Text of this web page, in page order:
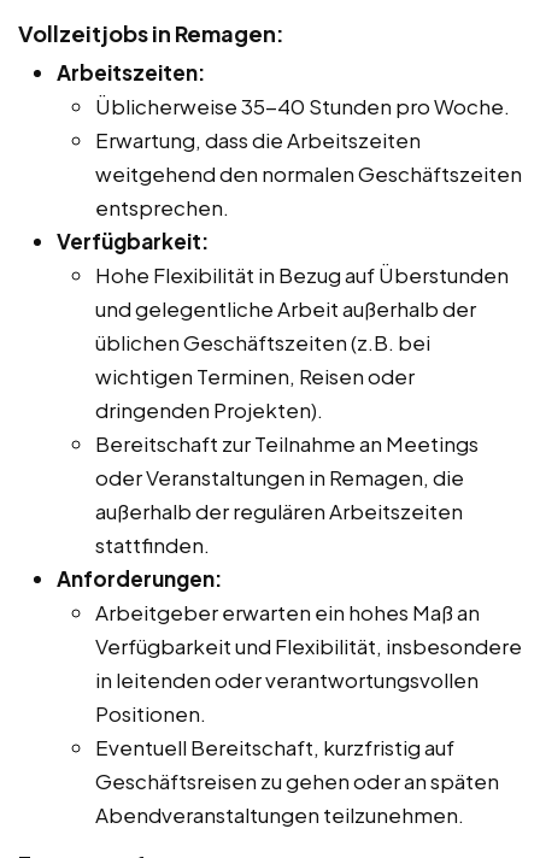
Vollzeitjobs in Remagen:
Arbeitszeiten:
Üblicherweise 35-40 Stunden pro Woche.
Erwartung, dass die Arbeitszeiten
weitgehend den normalen Geschäftszeiten
entsprechen.
Verfügbarkeit:
Hohe Flexibilität in Bezug auf Überstunden
und gelegentliche Arbeit außerhalb der
üblichen Geschäftszeiten (z.B. bei
wichtigen Terminen, Reisen oder
dringenden Projekten).
Bereitschaft zur Teilnahme an Meetings
oder Veranstaltungen in Remagen, die
außerhalb der regulären Arbeitszeiten
stattfinden.
Anforderungen:
Arbeitgeber erwarten ein hohes Maß an
Verfügbarkeit und Flexibilität, insbesondere
in leitenden oder verantwortungsvollen
Positionen.
Eventuell Bereitschaft, kurzfristig auf
Geschäftsreisen zu gehen oder an späten
Abendveranstaltungen teilzunehmen.